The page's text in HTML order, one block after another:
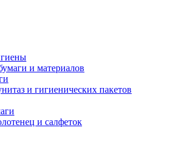
и материалов
и гигиенических пакетов
и салфеток